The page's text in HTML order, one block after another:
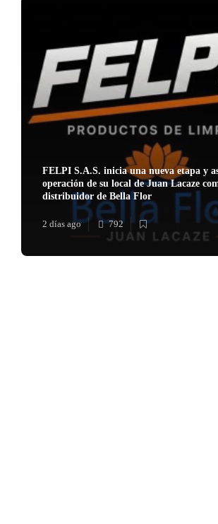
FELPI S.A.S. inicia una nueva etapa y
operación de su local de Juan Lacaze
distribuidor de Bella Flor
2 días ago 792